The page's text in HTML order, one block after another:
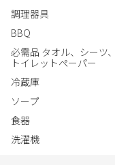
調理器具
BBQ
必需品 タオル、シーツ、
トイレットペーパー
冷蔵庫
ソープ
食器
洗濯機